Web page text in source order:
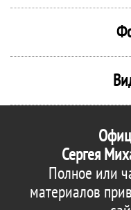
Сергея
Полное или
материалов